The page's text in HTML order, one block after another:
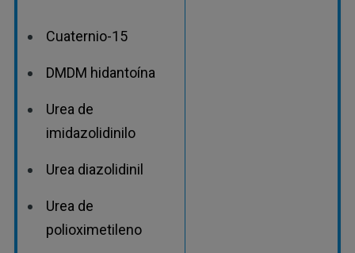
Cuaternio-15
DMDM hidantoína
Urea de
imidazolidinilo
Urea diazolidinil
Urea de
polioximetileno